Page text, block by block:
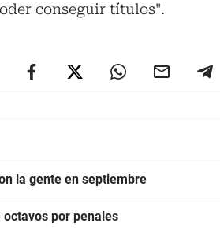
conseguir títulos".
la gente en septiembre
octavos por penales